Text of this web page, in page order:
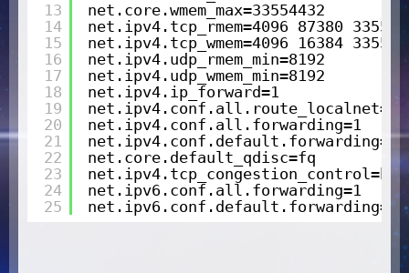
13
14
15
16
17
18
19
20
21
22
23
24
25
net.core.wmem_max=33554432
net.ipv4.tcp_rmem=4096 87380
net.ipv4.tcp_wmem=4096 16384
net.ipv4.udp_rmem_min=8192
net.ipv4.udp_wmem_min=8192
net.ipv4.ip_forward=1
net.ipv4.conf.all.route_localnet=1
net.ipv4.conf.all.forwarding=1
net.ipv4.conf.default.forwarding=1
net.core.default_qdisc=fq
net.ipv4.tcp_congestion_control=bbr
net.ipv6.conf.all.forwarding=1
net.ipv6.conf.default.forwarding=1